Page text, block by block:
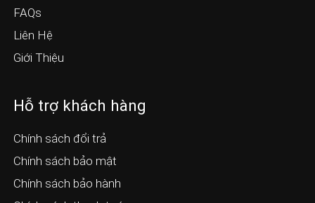
FAQs
Liên Hệ
Giới Thiệu
Hỗ trợ khách hàng
Chính sách đổi trả
Chính sách bảo mật
Chính sách bảo hành